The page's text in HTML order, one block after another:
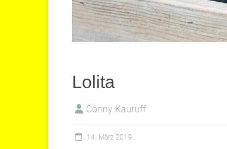
Lolita
Conny Kauruff
14. März 2019